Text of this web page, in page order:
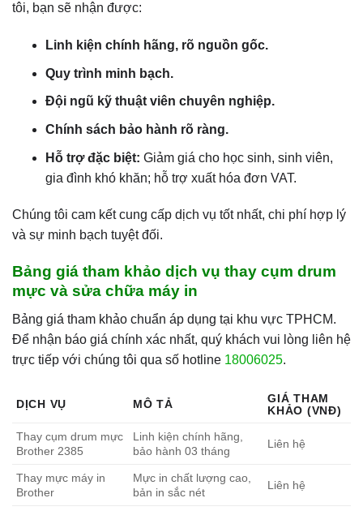
tôi, bạn sẽ nhận được:
Linh kiện chính hãng, rõ nguồn gốc.
Quy trình minh bạch.
Đội ngũ kỹ thuật viên chuyên nghiệp.
Chính sách bảo hành rõ ràng.
Hỗ trợ đặc biệt: Giảm giá cho học sinh, sinh viên,
gia đình khó khăn; hỗ trợ xuất hóa đơn VAT.
Chúng tôi cam kết cung cấp dịch vụ tốt nhất, chi phí hợp lý
và sự minh bạch tuyệt đối.
Bảng giá tham khảo dịch vụ thay cụm drum
mực và sửa chữa máy in
Bảng giá tham khảo chuẩn áp dụng tại khu vực TPHCM.
Để nhận báo giá chính xác nhất, quý khách vui lòng liên hệ
trực tiếp với chúng tôi qua số hotline 18006025.
DỊCH VỤ MÔ TẢ
GIÁ THAM
KHẢO (VNĐ)
Thay cụm drum mực
Brother 2385
Linh kiện chính hãng,
bảo hành 03 tháng
Liên hệ
Thay mực máy in
Brother
Mực in chất lượng cao,
bản in sắc nét
Liên hệ